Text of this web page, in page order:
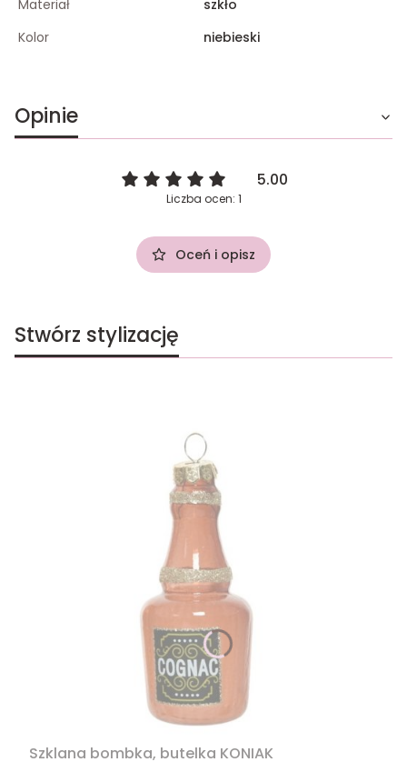
Materiał
szkło
Kolor
niebieski
Opinie
5.00
Liczba ocen: 1
Oceń i opisz
Stwórz stylizację
Szklana bombka, butelka KONIAK